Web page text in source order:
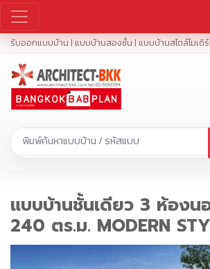
รับออกแบบบ้าน | แบบบ้านสองชั้น | แบบบ้านสไตล์โมเดิ
แบบบ้านชั้นเดียว 3 ห้องน
240 ตร.ม. MODERN